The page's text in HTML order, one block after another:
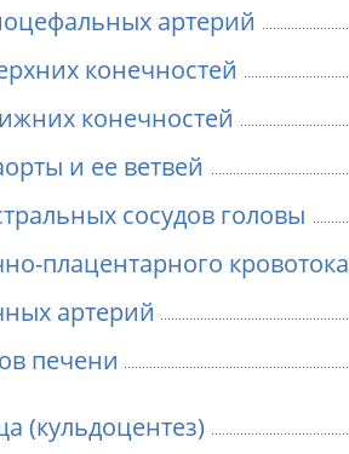
артерий
конечностей
конечностей
и ее ветвей
сосудов головы
плацентарного кровотока
артерий
печени
(кульдоцентез)